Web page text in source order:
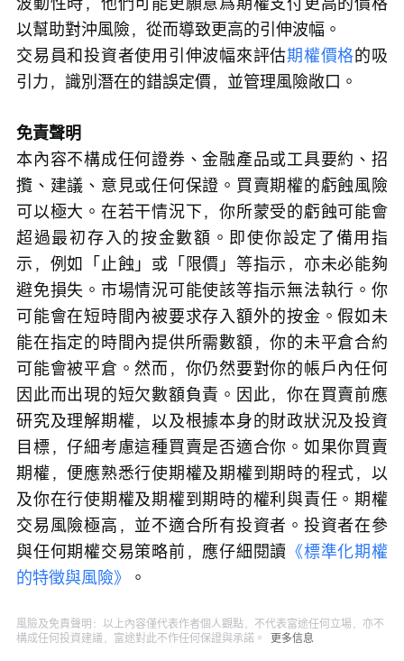
以幫助對沖風險，從而導致更高的引伸波幅。
交易員和投資者使用引伸波幅來評估期權價格的吸
引力，識別潛在的錯誤定價，並管理風險敞口。
免責聲明
本內容不構成任何證券、金融產品或工具要約、招
攬、建議、意見或任何保證。買賣期權的虧蝕風險
可以極大。在若干情況下，你所蒙受的虧蝕可能會
超過最初存入的按金數額。即使你設定了備用指
示，例如「止蝕」或「限價」等指示，亦未必能夠
避免損失。市場情況可能使該等指示無法執行。你
可能會在短時間內被要求存入額外的按金。假如未
能在指定的時間內提供所需數額，你的未平倉合約
可能會被平倉。然而，你仍然要對你的帳戶內任何
因此而出現的短欠數額負責。因此，你在買賣前應
研究及理解期權，以及根據本身的財政狀況及投資
目標，仔細考慮這種買賣是否適合你。如果你買賣
期權，便應熟悉行使期權及期權到期時的程式，以
及你在行使期權及期權到期時的權利與責任。期權
交易風險極高，並不適合所有投資者。投資者在參
與任何期權交易策略前，應仔細閱讀 《標準化期權
的特徵與風險》
。
風險及免責聲明：以上內容僅代表作者個人觀點，不代表富途任何立場，亦不
構成任何投資建議，富途對此不作任何保證與承諾。
更多信息